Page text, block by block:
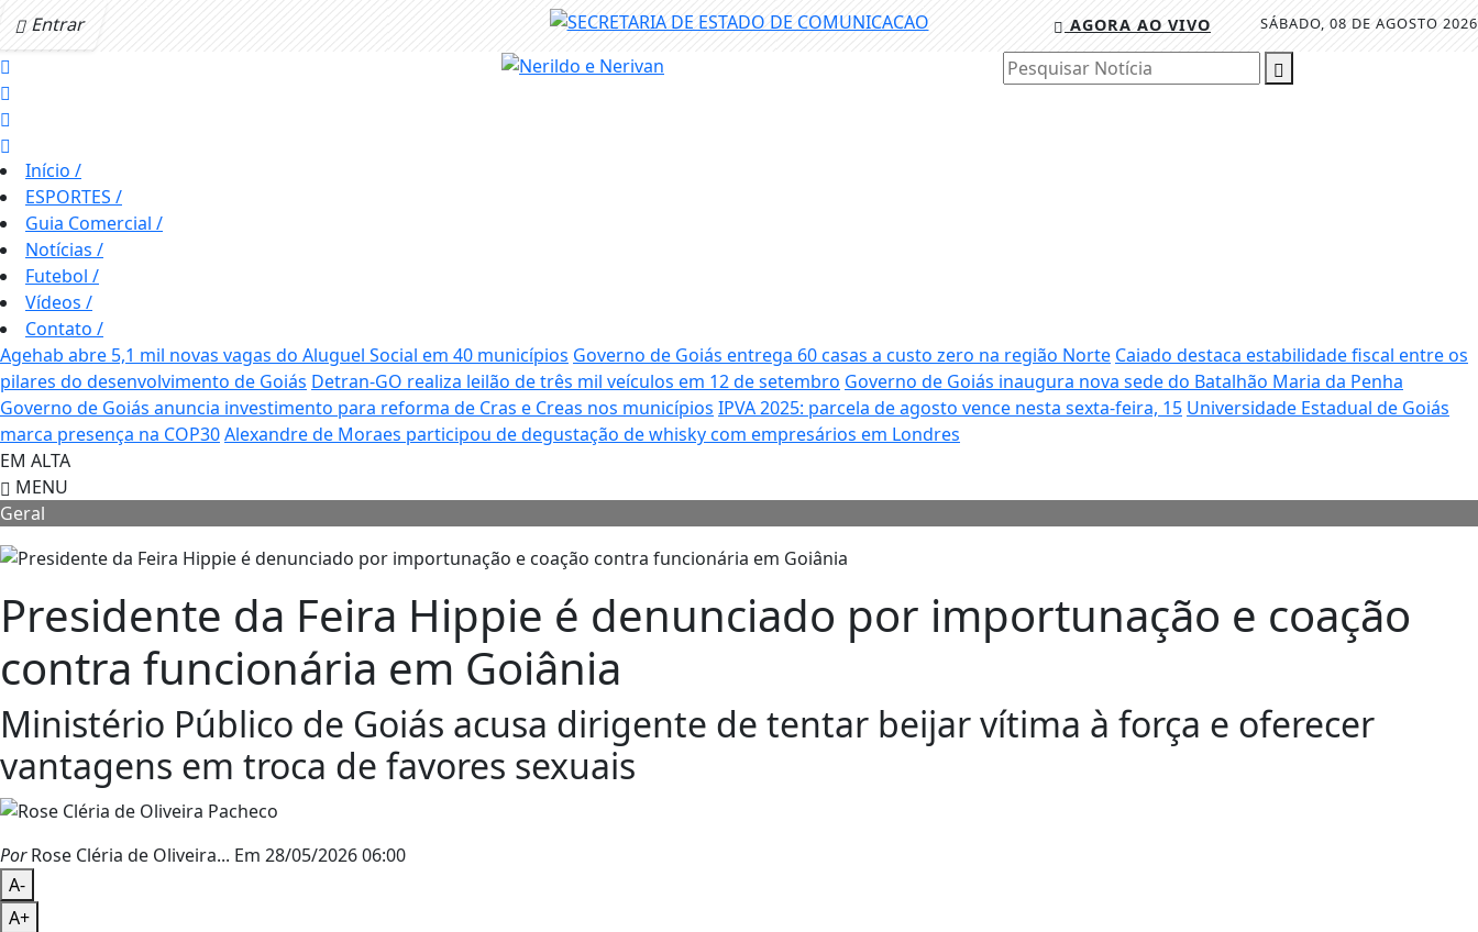
Entrar SÁBADO, 08 DE AGOSTO 2026
AGORA AO VIVO
Pesquisar Notícia
Início /
ESPORTES /
Guia Comercial /
Notícias /
Futebol /
Vídeos /
Contato /
Agehab abre 5,1 mil novas vagas do Aluguel Social em 40 municípios Governo de Goiás entrega 60 casas a custo zero na região Norte Caiado destaca estabilidade fiscal entre os
pilares do desenvolvimento de Goiás Detran-GO realiza leilão de três mil veículos em 12 de setembro Governo de Goiás inaugura nova sede do Batalhão Maria da Penha
Governo de Goiás anuncia investimento para reforma de Cras e Creas nos municípios IPVA 2025: parcela de agosto vence nesta sexta-feira, 15 Universidade Estadual de Goiás
marca presença na COP30Alexandre de Moraes participou de degustação de whisky com empresários em Londres
EM ALTA
MENU
Geral
Presidente da Feira Hippie é denunciado por importunação e coação
contra funcionária em Goiânia
Ministério Público de Goiás acusa dirigente de tentar beijar vítima à força e oferecer
vantagens em troca de favores sexuais
PorRose Cléria de Oliveira... Em 28/05/2026 06:00
A-
A+